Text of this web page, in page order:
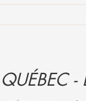
QUÉBEC